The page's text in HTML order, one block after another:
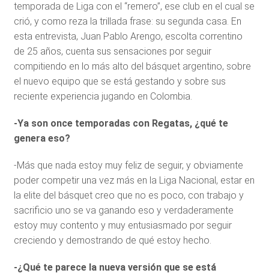
temporada de Liga con el “remero”, ese club en el cual se
crió, y como reza la trillada frase: su segunda casa. En
esta entrevista, Juan Pablo Arengo, escolta correntino
de 25 años, cuenta sus sensaciones por seguir
compitiendo en lo más alto del básquet argentino, sobre
el nuevo equipo que se está gestando y sobre sus
reciente experiencia jugando en Colombia.
-Ya son once temporadas con Regatas, ¿qué te
genera eso?
-Más que nada estoy muy feliz de seguir, y obviamente
poder competir una vez más en la Liga Nacional, estar en
la elite del básquet creo que no es poco, con trabajo y
sacrificio uno se va ganando eso y verdaderamente
estoy muy contento y muy entusiasmado por seguir
creciendo y demostrando de qué estoy hecho.
-¿Qué te parece la nueva versión que se está